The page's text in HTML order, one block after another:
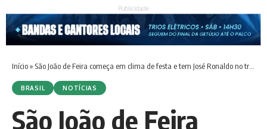
Publicidade
Início» São João de Feira começa em clima de festa e tem José Ronaldo no tradicional Ônibus do Forró
BRASIL NOTÍCIAS
São João de Feira